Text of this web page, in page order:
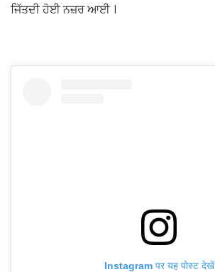
ਜਿੱਤਦੀ ਹੋਈ ਨਜ਼ਰ ਆਈ ।
Instagram पर यह पोस्ट देखें